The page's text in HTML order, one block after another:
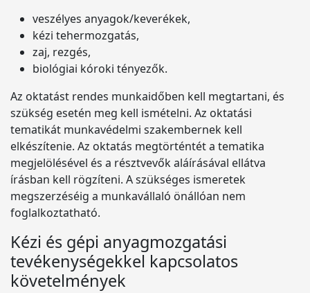
veszélyes anyagok/keverékek,
kézi tehermozgatás,
zaj, rezgés,
biológiai kóroki tényezők.
Az oktatást rendes munkaidőben kell megtartani, és
szükség esetén meg kell ismételni. Az oktatási
tematikát munkavédelmi szakembernek kell
elkészítenie. Az oktatás megtörténtét a tematika
megjelölésével és a résztvevők aláírásával ellátva
írásban kell rögzíteni. A szükséges ismeretek
megszerzéséig a munkavállaló önállóan nem
foglalkoztatható.
Kézi és gépi anyagmozgatási
tevékenységekkel kapcsolatos
követelmények